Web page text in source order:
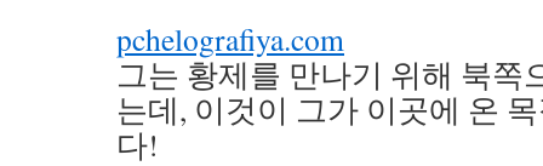
pchelografiya.com
그는 황제를 만나기 위해 북쪽
는데, 이것이 그가 이곳에 온
다!